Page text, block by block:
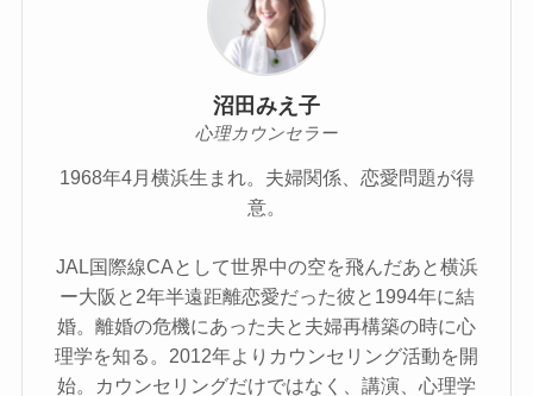
沼田みえ子
心理カウンセラー
1968年4月横浜生まれ。夫婦関係、恋愛問題が得
意。
JAL国際線CAとして世界中の空を飛んだあと横浜
ー大阪と2年半遠距離恋愛だった彼と1994年に結
婚。離婚の危機にあった夫と夫婦再構築の時に心
理学を知る。2012年よりカウンセリング活動を開
始。カウンセリングだけではなく、講演、心理学